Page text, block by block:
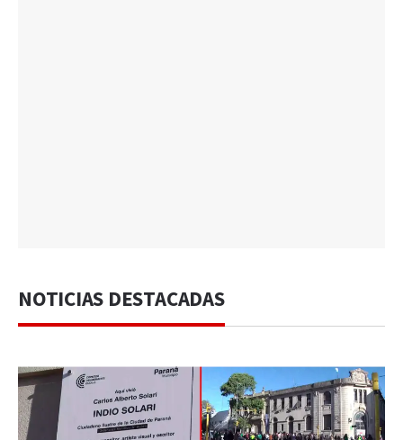
NOTICIAS DESTACADAS